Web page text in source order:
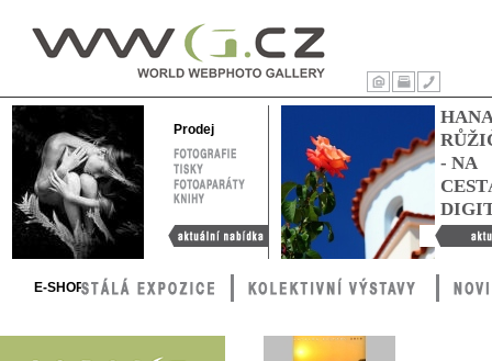
WWG – World
Webphoto
Gallery
ÚvodTisk Kontakty
Prodej
FOTOGRAFIE
TISKY
FOTOAPARÁTY
KNIHY
Aktuální nabídka
HANA
- NA
Hana
cestách
E-SHOP